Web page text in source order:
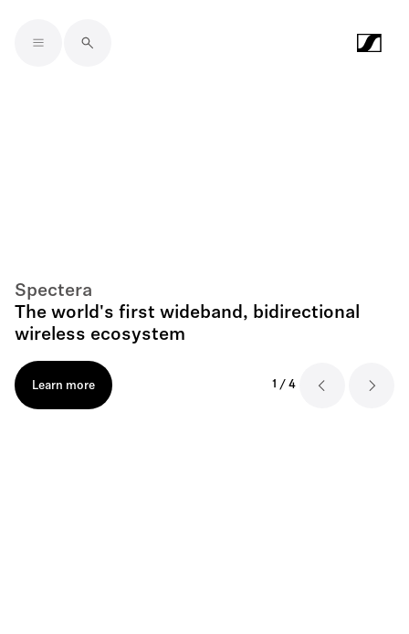
Spectera
The world's first wideband, bidirectional
wireless ecosystem
Learn more 1 / 4